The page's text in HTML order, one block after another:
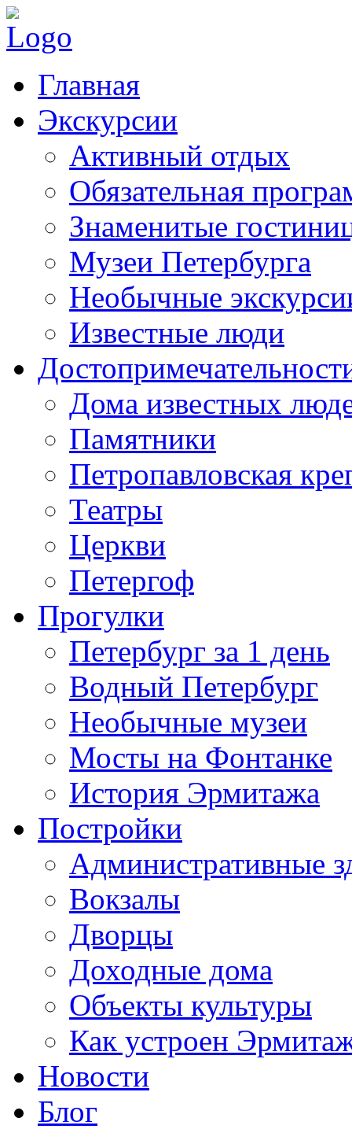
Главная
Экскурсии
Активный отдых
Обязательная
Знаменитые
Музеи Петербурга
Необычные
Известные люди
Дома известных
Памятники
Петропавловская
Театры
Церкви
Петергоф
Прогулки
Петербург за 1 день
Водный Петербург
Необычные музеи
Мосты на Фонтанке
История Эрмитажа
Постройки
Административные
Вокзалы
Дворцы
Доходные дома
Объекты культуры
Как устроен
Новости
Блог